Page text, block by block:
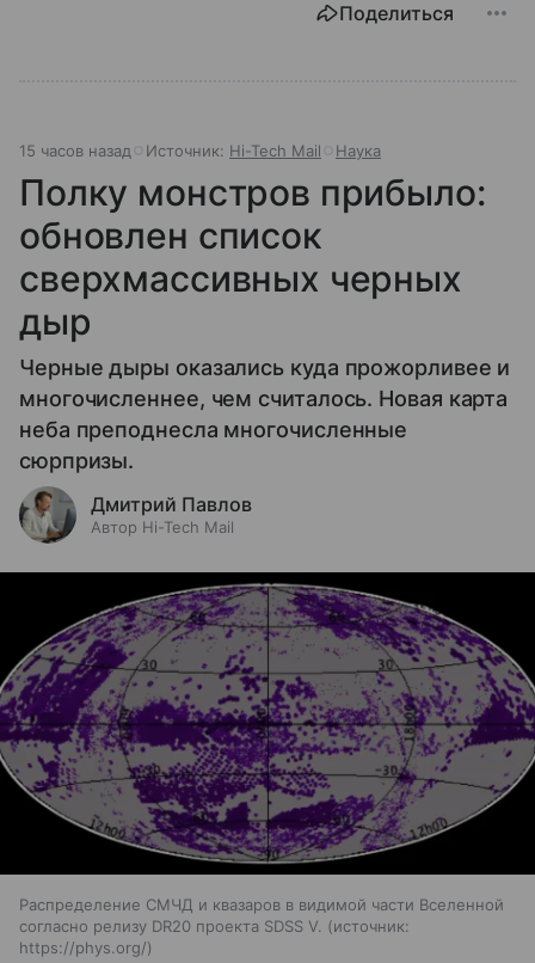
Поделиться
15 часов назад Источник: Hi-Tech Mail Наука
Полку монстров прибыло:
обновлен список
сверхмассивных черных
дыр
Черные дыры оказались куда прожорливее и
многочисленнее, чем считалось. Новая карта
неба преподнесла многочисленные
сюрпризы.
Дмитрий Павлов
Автор Hi-Tech Mail
Распределение СМЧД и квазаров в видимой части Вселенной
согласно релизу DR20 проекта SDSS V.
источник:
https://phys.org/